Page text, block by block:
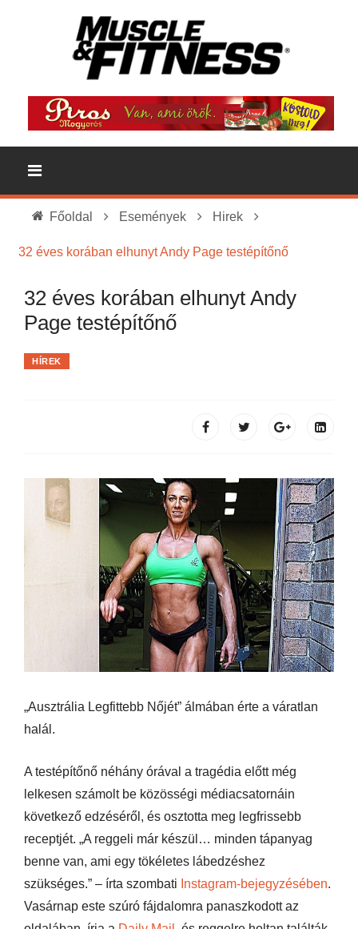
Főoldal Események Hirek
32 éves korában elhunyt Andy Page testépítőnő
32 éves korában elhunyt Andy
Page testépítőnő
HÍREK
„Ausztrália Legfittebb Nőjét” álmában érte a váratlan
halál.
A testépítőnő néhány órával a tragédia előtt még
lelkesen számolt be közösségi médiacsatornáin
következő edzéséről, és osztotta meg legfrissebb
receptjét. „A reggeli már készül… minden tápanyag
benne van, ami egy tökéletes lábedzéshez
szükséges.” – írta szombati Instagram-bejegyzésében.
Vasárnap este szúró fájdalomra panaszkodott az